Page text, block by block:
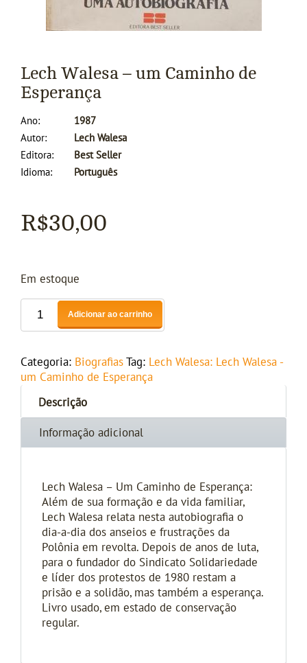
Lech Walesa – um Caminho de
Esperança
Ano
1987
Autor
Lech Walesa
Editora
Best Seller
Idioma
Português
R$30,00
Em estoque
Adicionar ao carrinho
Categoria: Biografias Tag: Lech Walesa: Lech Walesa -
um Caminho de Esperança
Descrição
Informação adicional
Lech Walesa – Um Caminho de Esperança:
Além de sua formação e da vida familiar,
Lech Walesa relata nesta autobiografia o
dia-a-dia dos anseios e frustrações da
Polônia em revolta. Depois de anos de luta,
para o fundador do Sindicato Solidariedade
e líder dos protestos de 1980 restam a
prisão e a solidão, mas também a esperança.
Livro usado, em estado de conservação
regular.